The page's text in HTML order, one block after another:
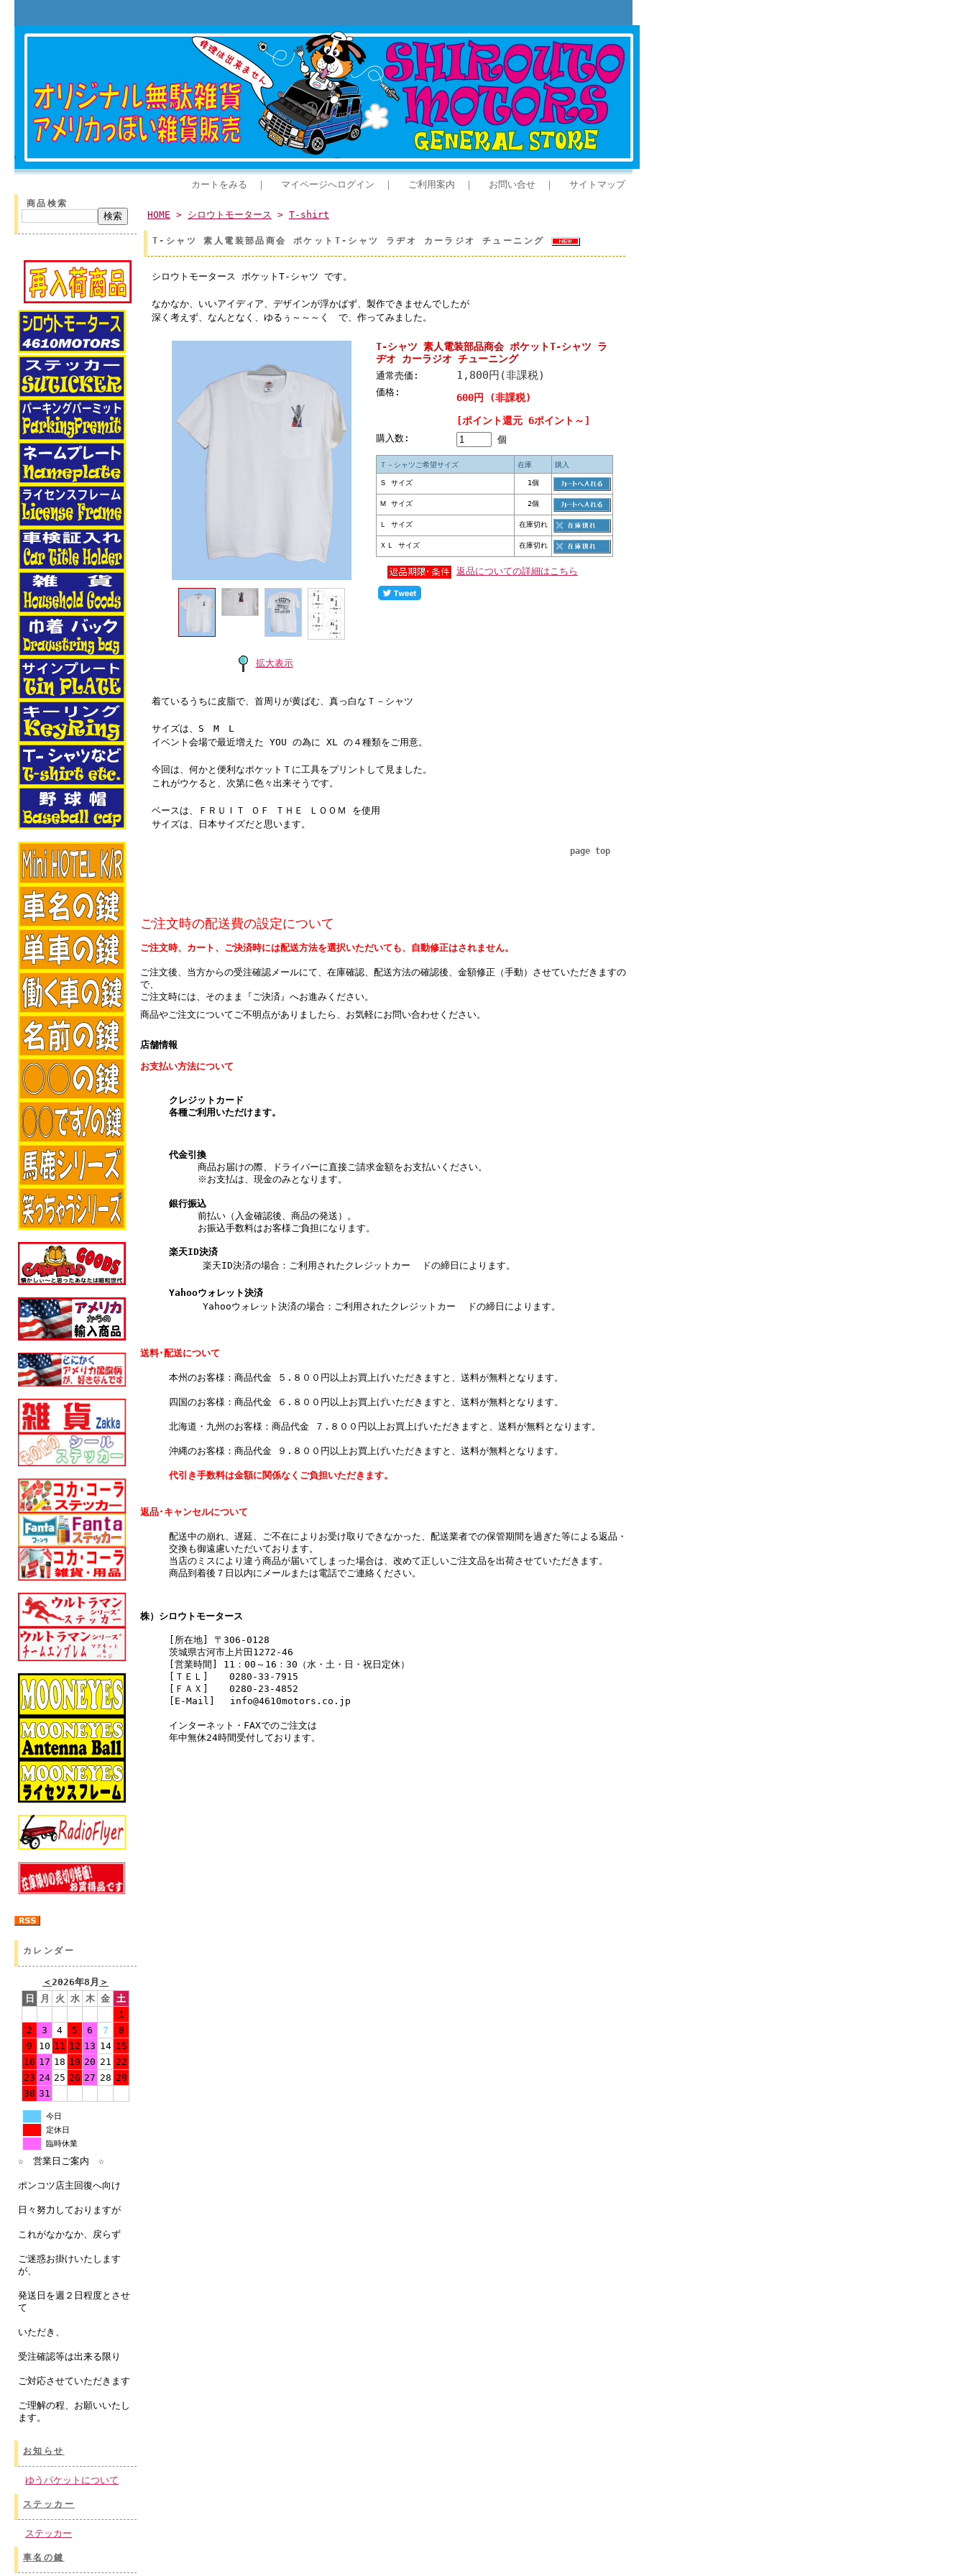
カートをみる ｜ マイページへログイン ｜ ご利用案内 ｜ お問い合せ ｜ サイトマップ
商品検索
カレンダー
＜2026年8月 ＞
日
月 火 水 木 金 土
1
2
3 4 5 6 7
8
9
10 11 12 13 14 15
16 17 18 19 20 21 22
23 24 25 26 27 28 29
30 31
今日
定休日
臨時休業
☆ 営業日ご案内 ☆
ポンコツ店主回復へ向け
日々努力しておりますが
これがなかなか、戻らず
ご迷惑お掛けいたします
が、
発送日を週２日程度とさせ
て
いただき、
受注確認等は出来る限り
ご対応させていただきます
ご理解の程、お願いいたし
ます。
お知らせ
ゆうパケットについて
ステッカー
ステッカー
車名の鍵
HOME > シロウトモータース > T-shirt
T-シャツ 素人電装部品商会 ポケットT-シャツ ラヂオ カーラジオ チューニング
シロウトモータース ポケットT-シャツ です。
なかなか、いいアイディア、デザインが浮かばず、製作できませんでしたが
深く考えず、なんとなく、ゆるぅ～～～く で、作ってみました。
拡大表示
T-シャツ 素人電装部品商会 ポケットT-シャツ ラ
ヂオ カーラジオ チューニング
通常売価: 1,800円(非課税)
価格:
600円 (非課税)
[ポイント還元 6ポイント～]
購入数: 個
Ｔ－シャツご希望サイズ 在庫 購入
Ｓ サイズ 1個
Ｍ サイズ 2個
Ｌ サイズ 在庫切れ
ＸＬ サイズ 在庫切れ
返品についての詳細はこちら
着ているうちに皮脂で、首周りが黄ばむ、真っ白なＴ－シャツ
サイズは、S M L
イベント会場で最近増えた YOU の為に XL の４種類をご用意。
今回は、何かと便利なポケットＴに工具をプリントして見ました。
これがウケると、次第に色々出来そうです。
ベースは、ＦＲＵＩＴ ＯＦ ＴＨＥ ＬＯＯＭ を使用
サイズは、日本サイズだと思います。
page top
ご注文時の配送費の設定について
ご注文時、カート、ご決済時には配送方法を選択いただいても、自動修正はされません。
ご注文後、当方からの受注確認メールにて、在庫確認、配送方法の確認後、金額修正（手動）させていただきますの
で、
ご注文時には、そのまま『ご決済』へお進みください。
商品やご注文についてご不明点がありましたら、お気軽にお問い合わせください。
店舗情報
お支払い方法について
クレジットカード
各種ご利用いただけます。
代金引換
商品お届けの際、ドライバーに直接ご請求金額をお支払いください。
※お支払は、現金のみとなります。
銀行振込
前払い（入金確認後、商品の発送）。
お振込手数料はお客様ご負担になります。
楽天ID決済
楽天ID決済の場合：ご利用されたクレジットカー ドの締日によります。
Yahooウォレット決済
Yahooウォレット決済の場合：ご利用されたクレジットカー ドの締日によります。
送料･配送について
本州のお客様：商品代金 ５.８００円以上お買上げいただきますと、送料が無料となります。
四国のお客様：商品代金 ６.８００円以上お買上げいただきますと、送料が無料となります。
北海道・九州のお客様：商品代金 ７.８００円以上お買上げいただきますと、送料が無料となります。
沖縄のお客様：商品代金 ９.８００円以上お買上げいただきますと、送料が無料となります。
代引き手数料は金額に関係なくご負担いただきます。
返品･キャンセルについて
配送中の崩れ、遅延、ご不在によりお受け取りできなかった、配送業者での保管期間を過ぎた等による返品・
交換も御遠慮いただいております。
当店のミスにより違う商品が届いてしまった場合は、改めて正しいご注文品を出荷させていただきます。
商品到着後７日以内にメールまたは電話でご連絡ください。
株）シロウトモータース
[所在地] 〒306-0128
茨城県古河市上片田1272-46
[営業時間] 11：00～16：30（水・土・日・祝日定休）
[ＴＥＬ] 0280-33-7915
[ＦＡＸ] 0280-23-4852
[E-Mail] info@4610motors.co.jp
インターネット・FAXでのご注文は
年中無休24時間受付しております。